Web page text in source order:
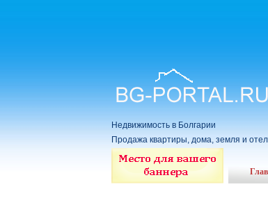
Недвижимость в Болгарии
Продажа квартиры, дома, земля и